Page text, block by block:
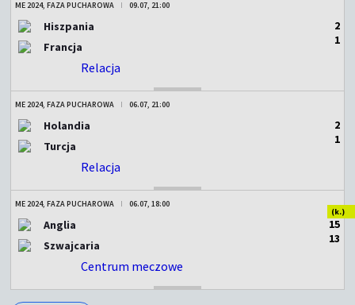
ME 2024, FAZA PUCHAROWA 09.07, 21:00
Hiszpania
Francja
2
1
Relacja
ME 2024, FAZA PUCHAROWA 06.07, 21:00
Holandia
Turcja
2
1
Relacja
ME 2024, FAZA PUCHAROWA 06.07, 18:00
Anglia
Szwajcaria
1
1
(k.)
5
3
Centrum meczowe